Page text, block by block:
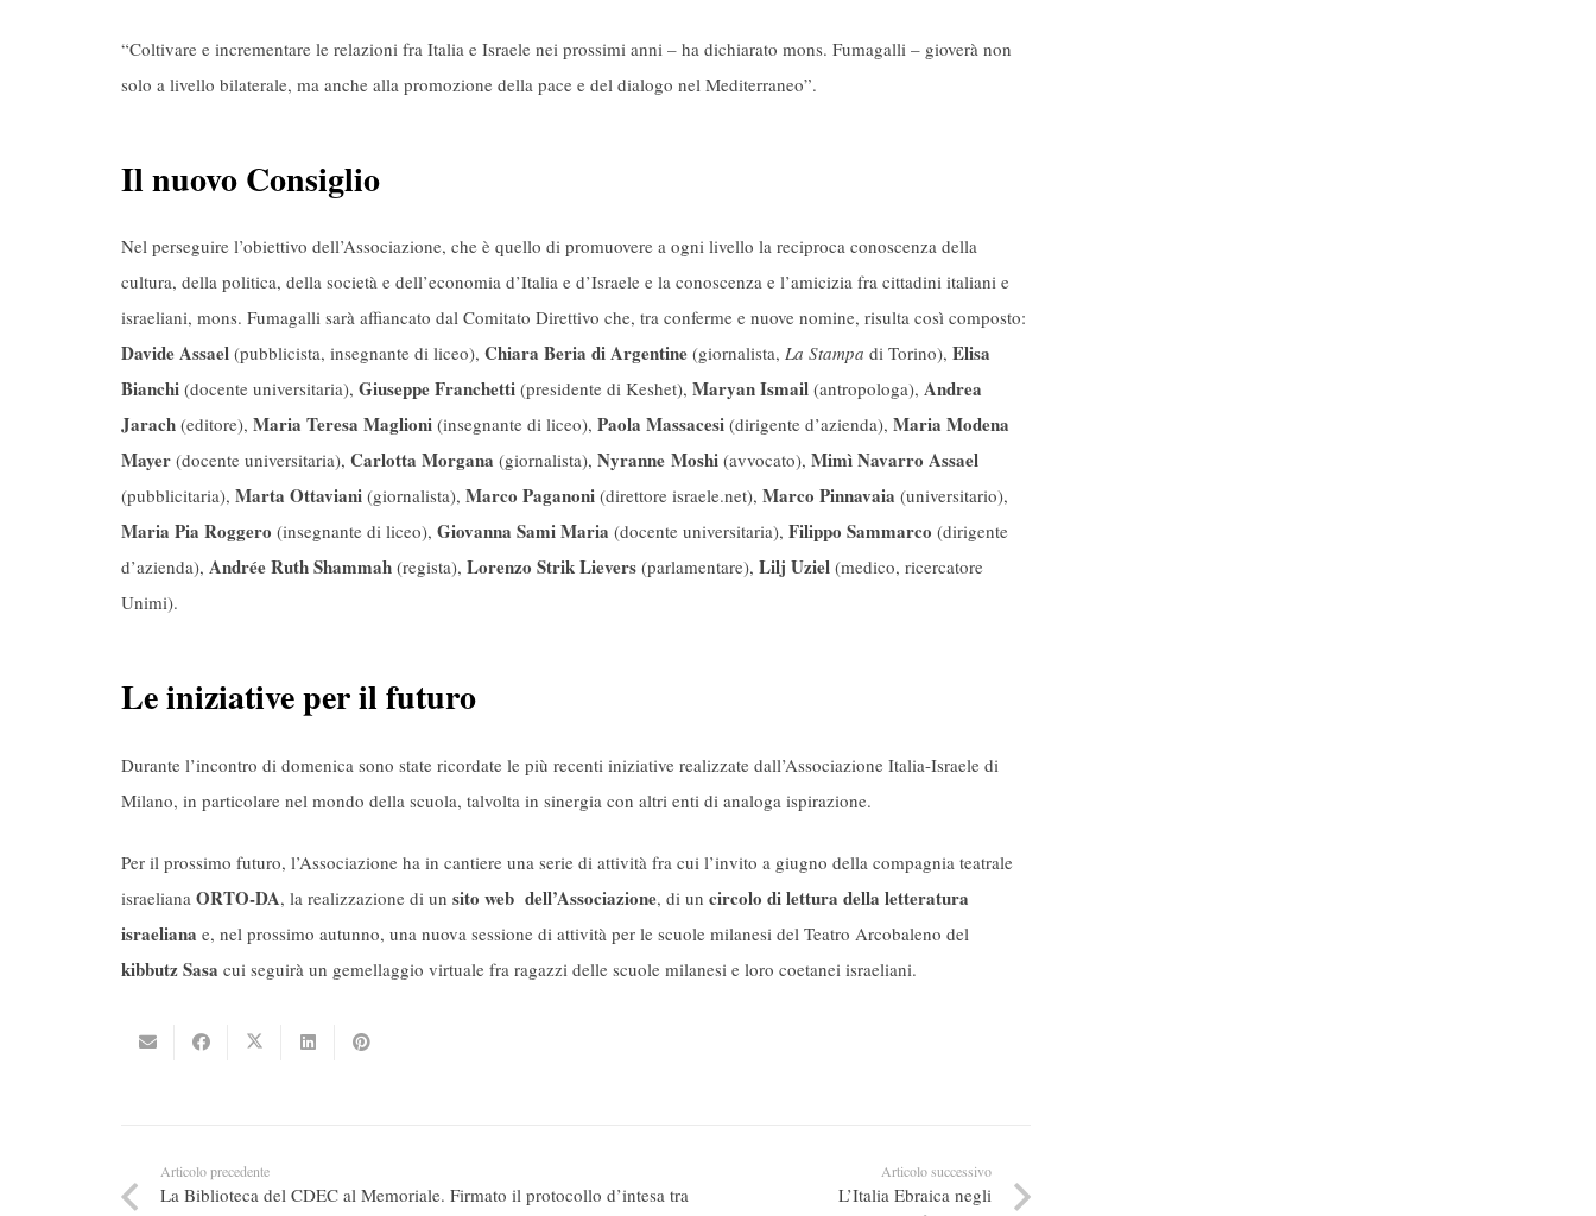
“Coltivare e incrementare le relazioni fra Italia e Israele nei prossimi anni – ha dichiarato mons. Fumagalli – gioverà non
solo a livello bilaterale, ma anche alla promozione della pace e del dialogo nel Mediterraneo”.
Il nuovo Consiglio
Nel perseguire l’obiettivo dell’Associazione, che è quello di promuovere a ogni livello la reciproca conoscenza della
cultura, della politica, della società e dell’economia d’Italia e d’Israele e la conoscenza e l’amicizia fra cittadini italiani e
israeliani, mons. Fumagalli sarà affiancato dal Comitato Direttivo che, tra conferme e nuove nomine, risulta così composto:
Davide Assael (pubblicista, insegnante di liceo), Chiara Beria di Argentine (giornalista, La Stampa di Torino), Elisa
Bianchi (docente universitaria), Giuseppe Franchetti (presidente di Keshet), Maryan Ismail (antropologa), Andrea
Jarach (editore), Maria Teresa Maglioni (insegnante di liceo), Paola Massacesi (dirigente d’azienda), Maria Modena
Mayer (docente universitaria), Carlotta Morgana (giornalista), Nyranne Moshi (avvocato), Mimì Navarro Assael
(pubblicitaria), Marta Ottaviani (giornalista), Marco Paganoni (direttore israele.net), Marco Pinnavaia (universitario),
Maria Pia Roggero (insegnante di liceo), Giovanna Sami Maria (docente universitaria), Filippo Sammarco (dirigente
d’azienda), Andrée Ruth Shammah (regista), Lorenzo Strik Lievers (parlamentare), Lilj Uziel (medico, ricercatore
Unimi).
Le iniziative per il futuro
Durante l’incontro di domenica sono state ricordate le più recenti iniziative realizzate dall’Associazione Italia-Israele di
Milano, in particolare nel mondo della scuola, talvolta in sinergia con altri enti di analoga ispirazione.
Per il prossimo futuro, l’Associazione ha in cantiere una serie di attività fra cui l’invito a giugno della compagnia teatrale
israeliana ORTO-DA, la realizzazione di un sito web dell’Associazione, di un circolo di lettura della letteratura
israeliana e, nel prossimo autunno, una nuova sessione di attività per le scuole milanesi del Teatro Arcobaleno del
kibbutz Sasa cui seguirà un gemellaggio virtuale fra ragazzi delle scuole milanesi e loro coetanei israeliani.
Articolo precedente
La Biblioteca del CDEC al Memoriale. Firmato il protocollo d’intesa tra
Articolo successivo
L’Italia Ebraica negli